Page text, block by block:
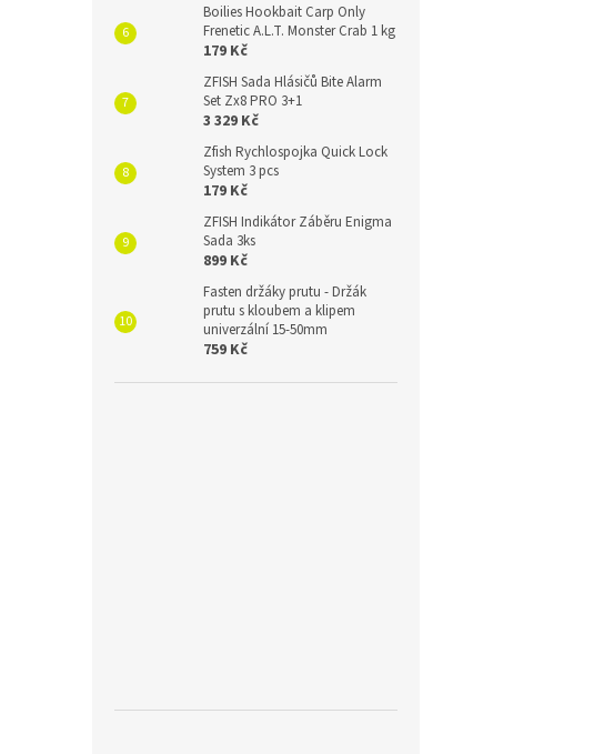
Boilies Hookbait Carp Only
Frenetic A.L.T. Monster Crab 1 kg
179 Kč
ZFISH Sada Hlásičů Bite Alarm
Set Zx8 PRO 3+1
3 329 Kč
Zfish Rychlospojka Quick Lock
System 3 pcs
179 Kč
ZFISH Indikátor Záběru Enigma
Sada 3ks
899 Kč
Fasten držáky prutu - Držák
prutu s kloubem a klipem
univerzální 15-50mm
759 Kč